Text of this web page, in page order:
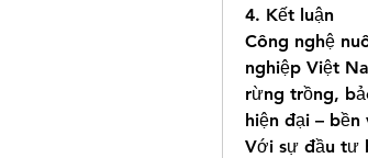
4. Kết luận
Công nghệ
nghiệp Việt
rừng trồng,
hiện đại – bền
Với sự đầu tư